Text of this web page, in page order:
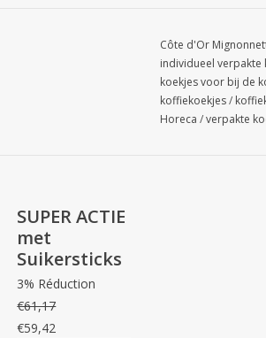
Côte d'Or
individueel verpakte
koekjes voor bij de
koffiekoekjes/
Horeca /verpakte
SUPER ACTIE
met
Suikersticks
3% Réduction
€61,17
€59,42